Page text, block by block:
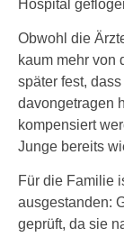
Hospital
Obwohl die
kaum mehr von
später fest,
davongetragen
kompensiert
Junge bereits
Für die Familie
ausgestanden:
geprüft, da sie